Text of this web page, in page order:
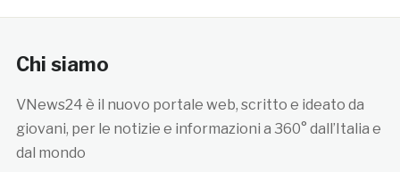
Chi siamo
VNews24 è il nuovo portale web, scritto e ideato da
giovani, per le notizie e informazioni a 360° dall’Italia e
dal mondo